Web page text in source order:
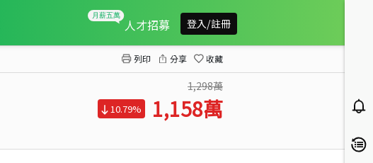
人才招募 登入/註冊
列印 分享 收藏
1,298萬
10.79% 1,158萬